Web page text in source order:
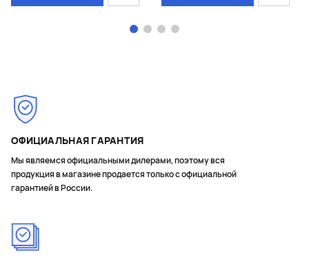
ОФИЦИАЛЬНАЯ ГАРАНТИЯ
Мы являемся официальными дилерами, поэтому вся
продукция в магазине продается только с официальной
гарантией в России.